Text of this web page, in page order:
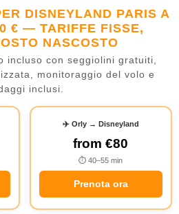
DISNEYLAND PARIS A
€ — TARIFFE FISSE,
NASCOSTO
incluso con seggiolini gratuiti,
monitoraggio del volo e
inclusi.
✈️ Orly → Disneyland
from€80
⏱ 40–55 min
Prenota ora